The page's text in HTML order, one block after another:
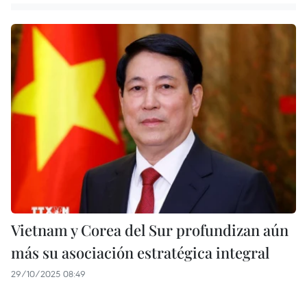
Vietnam y Corea del Sur profundizan aún
más su asociación estratégica integral
29/10/2025 08:49